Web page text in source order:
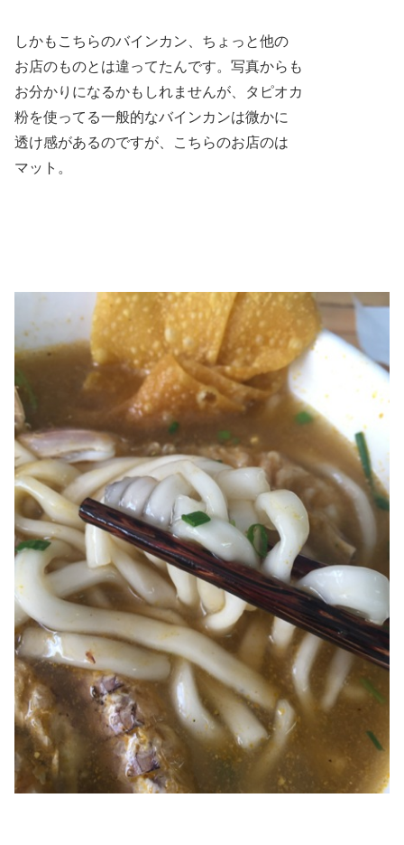
しかもこちらのバインカン、ちょっと他の
お店のものとは違ってたんです。写真からも
お分かりになるかもしれませんが、タピオカ
粉を使ってる一般的なバインカンは微かに
透け感があるのですが、こちらのお店のは
マット。